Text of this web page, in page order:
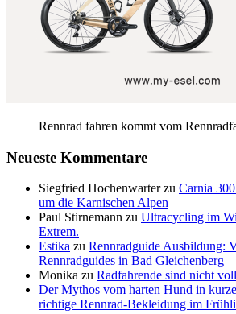
Rennrad fahren kommt vom
Neueste Kommentare
Siegfried Hochenwarterzu Carnia
um die Karnischen Alpen
Paul Stirnemann zu Ultracycling im
Extrem.
Estika zu Rennradguide Ausbildung:
Rennradguides in Bad Gleichenberg
Monika zu Radfahrende sind nicht
Der Mythos vom harten Hund in
richtige Rennrad-Bekleidung im